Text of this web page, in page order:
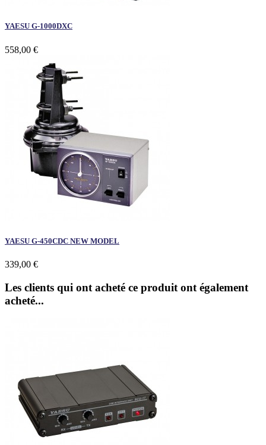
YAESU G-1000DXC
558,00 €
YAESU G-450CDC NEW MODEL
339,00 €
Les clients qui ont acheté ce produit ont également
acheté...